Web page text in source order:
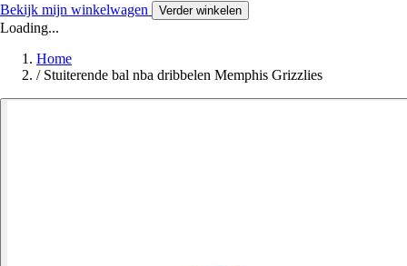
Bekijk mijn winkelwagen Verder winkelen
Loading...
Home
/ Stuiterende bal nba dribbelen Memphis Grizzlies